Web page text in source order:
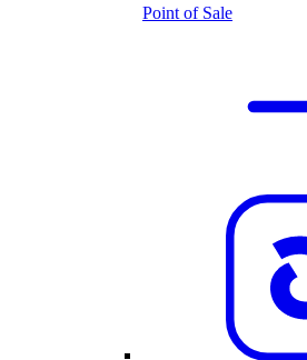
Point of Sale